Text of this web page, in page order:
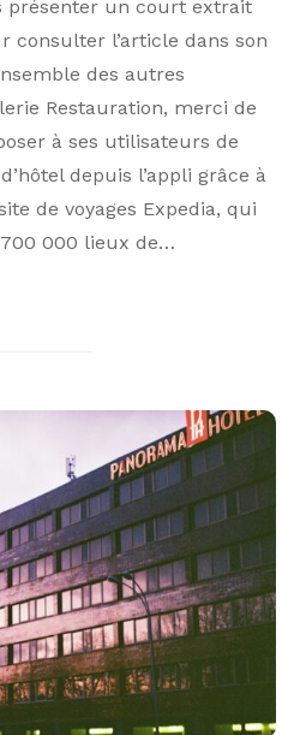
présenter un court extrait
consulter l’article dans son
des autres
Restauration, merci de
à ses utilisateurs de
depuis l’appli grâce à
de voyages Expedia, qui
000 lieux de…